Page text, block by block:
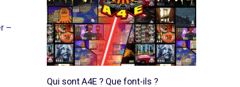
–
Qui sont A4E ? Que font-ils ?